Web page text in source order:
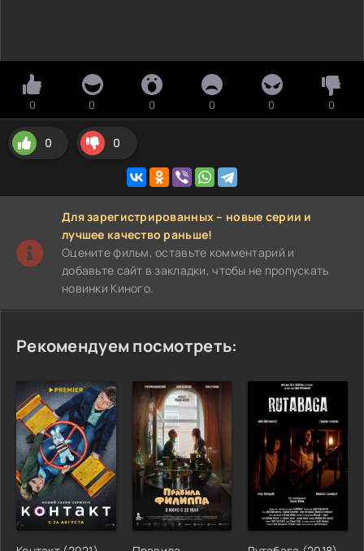
0 0 0 0 0 0
0 0
Для зарегистрированных – новые серии и
лучшее качество раньше!
Оцените фильм, оставьте комментарий и
добавьте сайт в закладки, чтобы не пропускать
новинки Киного.
Рекомендуем посмотреть: